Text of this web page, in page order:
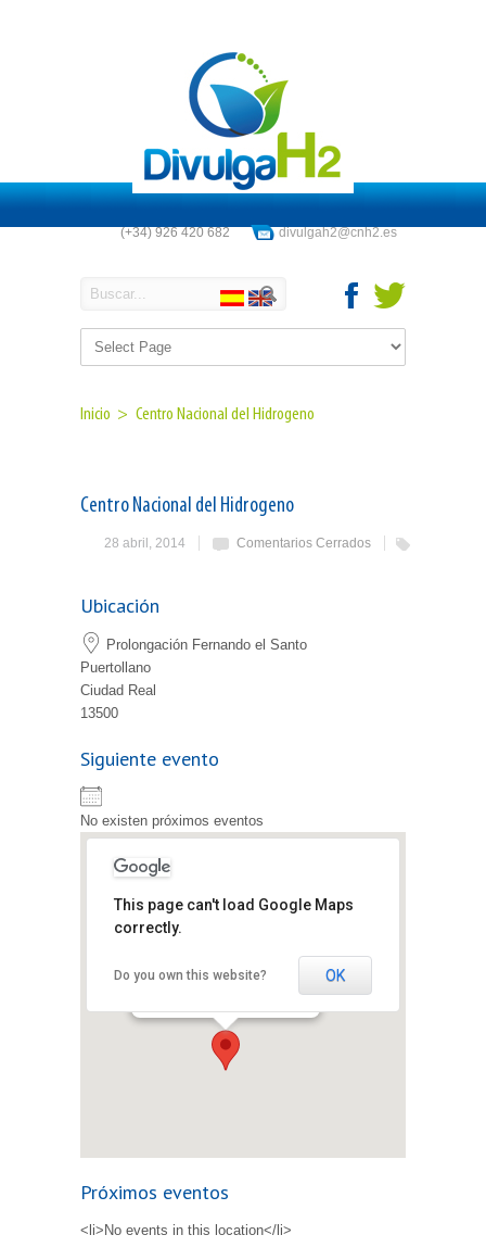
(+34) 926 420 682 divulgah2@cnh2.es
Inicio > Centro Nacional del Hidrogeno
Centro Nacional del Hidrogeno
28 abril, 2014 Comentarios Cerrados
Ubicación
Prolongación Fernando el Santo
Puertollano
Ciudad Real
13500
Siguiente evento
No existen próximos eventos
Centro Nacional
del Hidrogeno
Santo - Puertollano
This page can't load Google Maps
correctly.
Do you own this website? OK
Próximos eventos
<li>No events in this location</li>